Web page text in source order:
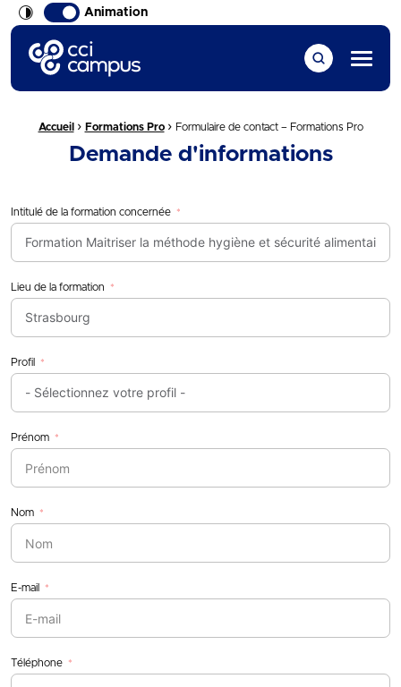
Animation
CCI Campus La formation qui vous ressemble
Menu
Fil d'Ariane :
Accueil › Formations Pro › Formulaire de contact – Formations Pro
Demande d'informations
Intitulé de la formation concernée
Lieu de la formation
Profil
Prénom
Nom
E-mail
Téléphone